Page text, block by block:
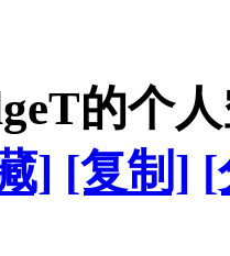
的个
] [复制] [